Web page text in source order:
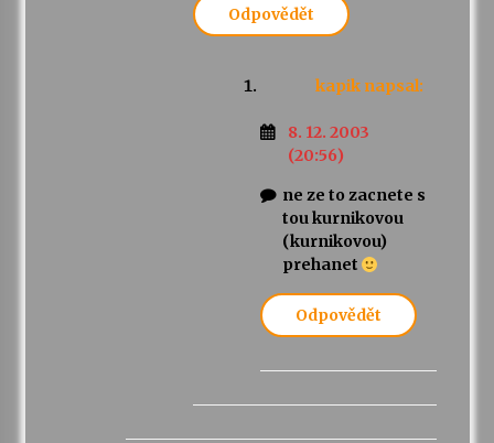
Odpovědět
kapik napsal:
8. 12. 2003
(20:56)
ne ze to zacnete s
tou kurnikovou
(kurnikovou)
prehanet
Odpovědět